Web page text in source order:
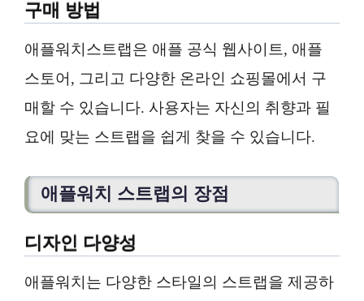
구매 방법
애플워치스트랩은 애플 공식 웹사이트, 애플
스토어, 그리고 다양한 온라인 쇼핑몰에서 구
매할 수 있습니다. 사용자는 자신의 취향과 필
요에 맞는 스트랩을 쉽게 찾을 수 있습니다.
애플워치 스트랩의 장점
디자인 다양성
애플워치는 다양한 스타일의 스트랩을 제공하